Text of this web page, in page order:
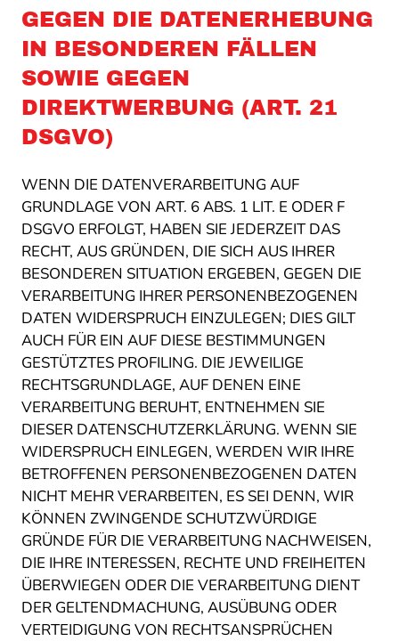
GEGEN DIE DATENERHEBUNG
IN BESONDEREN FÄLLEN
SOWIE GEGEN
DIREKTWERBUNG (ART. 21
DSGVO)
WENN DIE DATENVERARBEITUNG AUF
GRUNDLAGE VON ART. 6 ABS. 1 LIT. E ODER F
DSGVO ERFOLGT, HABEN SIE JEDERZEIT DAS
RECHT, AUS GRÜNDEN, DIE SICH AUS IHRER
BESONDEREN SITUATION ERGEBEN, GEGEN DIE
VERARBEITUNG IHRER PERSONENBEZOGENEN
DATEN WIDERSPRUCH EINZULEGEN; DIES GILT
AUCH FÜR EIN AUF DIESE BESTIMMUNGEN
GESTÜTZTES PROFILING. DIE JEWEILIGE
RECHTSGRUNDLAGE, AUF DENEN EINE
VERARBEITUNG BERUHT, ENTNEHMEN SIE
DIESER DATENSCHUTZERKLÄRUNG. WENN SIE
WIDERSPRUCH EINLEGEN, WERDEN WIR IHRE
BETROFFENEN PERSONENBEZOGENEN DATEN
NICHT MEHR VERARBEITEN, ES SEI DENN, WIR
KÖNNEN ZWINGENDE SCHUTZWÜRDIGE
GRÜNDE FÜR DIE VERARBEITUNG NACHWEISEN,
DIE IHRE INTERESSEN, RECHTE UND FREIHEITEN
ÜBERWIEGEN ODER DIE VERARBEITUNG DIENT
DER GELTENDMACHUNG, AUSÜBUNG ODER
VERTEIDIGUNG VON RECHTSANSPRÜCHEN